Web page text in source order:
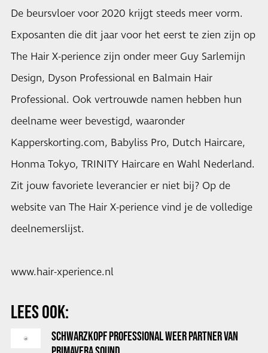
De beursvloer voor 2020 krijgt steeds meer vorm.
Exposanten die dit jaar voor het eerst te zien zijn op
The Hair X-perience zijn onder meer Guy Sarlemijn
Design, Dyson Professional en Balmain Hair
Professional. Ook vertrouwde namen hebben hun
deelname weer bevestigd, waaronder
Kapperskorting.com, Babyliss Pro, Dutch Haircare,
Honma Tokyo, TRINITY Haircare en Wahl Nederland.
Zit jouw favoriete leverancier er niet bij? Op de
website van The Hair X-perience vind je de volledige
deelnemerslijst.
www.hair-xperience.nl
LEES OOK:
SCHWARZKOPF PROFESSIONAL WEER PARTNER VAN